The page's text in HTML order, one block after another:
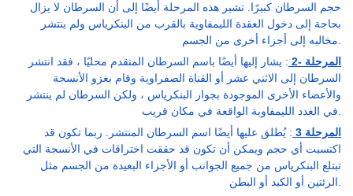
حجم السرطان كبيرًا. تشير هذه المرحلة أيضًا إلى أن السرطان لا يزال
بحاجة إلى دخول العقدة الليمفاوية بالقرب من البنكرياس ولم ينتشر
مخالبه إلى أجزاء أخرى من الجسم.
المرحلة -2
: يشار إليها أيضًا باسم السرطان المتقدم محليًا ، فقد انتشر
السرطان إلى الاثني عشر أو القناة الصفراوية وقام بغزو الأنسجة
والأعضاء الأخرى الموجودة بجوار البنكرياس ، ولكن السرطان لم ينتشر
في الغدد الليمفاوية الواقعة في مكان قريب.
المرحلة 3
: يُطلق عليها أيضًا اسم السرطان المنتشر. ربما تكون قد
اكتسبت أي حجم ويمكن أن تكون قد حققت اختراقات في الأنسجة التي
تبتلع البنكرياس من جميع الجوانب أو الأجزاء البعيدة من الجسم مثل
الرئتين أو الكبد أو البطن.